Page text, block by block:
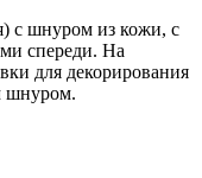
с шнуром из кожи, с
спереди. На
для декорирования
шнуром.